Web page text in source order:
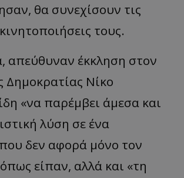
θα συνεχίσουν τις
τους.
απεύθυναν έκκληση στον
Δημοκρατίας Νίκο
«να παρέμβει άμεσα και
λύση σε ένα
δεν αφορά μόνο τον
είπαν, αλλά και «τη